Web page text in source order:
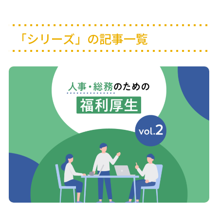
「シリーズ」の記事一覧